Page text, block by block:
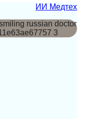
ИИ Медтех